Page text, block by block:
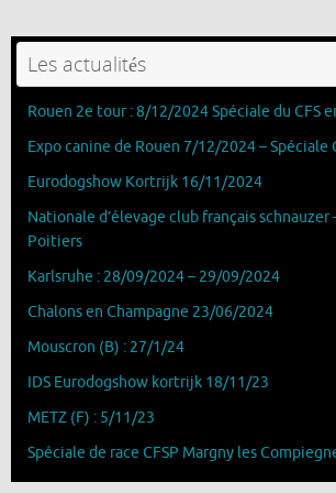
Les actualités
Rouen 2e tour : 8/12/2024 Spéciale du CFS
Expo canine de Rouen 7/12/2024 – Spéciale
Eurodogshow Kortrijk 16/11/2024
Nationale d’élevage club français schnauzer
Poitiers
Karlsruhe : 28/09/2024 – 29/09/2024
Chalons en Champagne 23/06/2024
Mouscron (B) : 27/1/24
IDS Eurodogshow kortrijk 18/11/23
METZ (F) : 5/11/23
Spéciale de race CFSP Margny les